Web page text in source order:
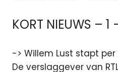
KORT NIEUWS – 1
-> Willem Lust stapt per
De verslaggever van